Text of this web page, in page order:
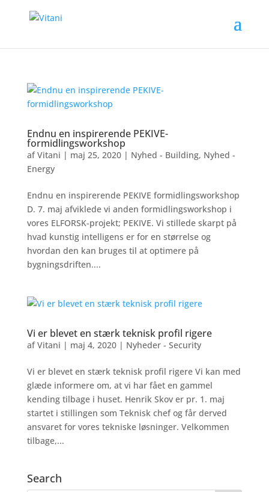
Endnu en inspirerende PEKIVE-
formidlingsworkshop
afVitani | maj 25, 2020| Nyhed - Building, Nyhed -
Energy
Endnu en inspirerende PEKIVE formidlingsworkshop
D. 7. maj afviklede vi anden formidlingsworkshop i
vores ELFORSK-projekt; PEKIVE. Vi stillede skarpt på
hvad kunstig intelligens er for en størrelse og
hvordan den kan bruges til at optimere på
bygningsdriften....
Vi er blevet en stærk teknisk profil rigere
afVitani | maj 4, 2020| Nyheder - Security
Vi er blevet en stærk teknisk profil rigere Vi kan med
glæde informere om, at vi har fået en gammel
kending tilbage i huset. Henrik Skov er pr. 1. maj
startet i stillingen som Teknisk chef og får derved
ansvaret for vores tekniske løsninger. Velkommen
tilbage,...
Search